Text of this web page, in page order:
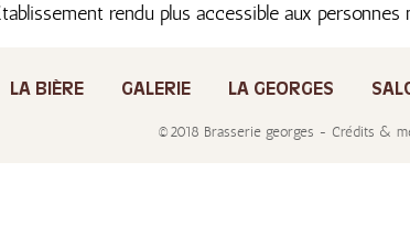
rendu plus accessible aux
LA BIÈRE GALERIE LA GEORGES
©2018 Brasserie georges - Crédits &